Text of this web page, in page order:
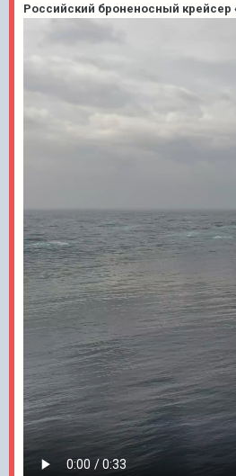
Российский броненосный крейсер